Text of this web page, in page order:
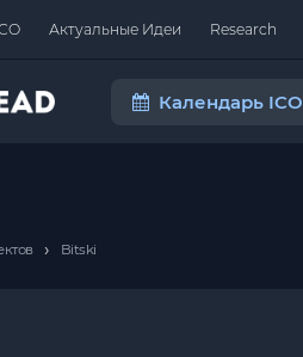
Актуальные Идеи Research
Календарь ICO
› Bitski